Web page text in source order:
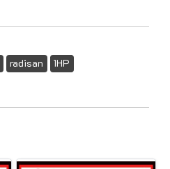
radisan 1HP